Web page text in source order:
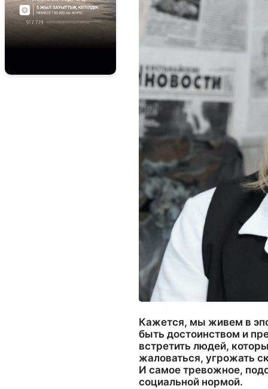
Кажется, мы живем в
быть достоинством и
встретить людей,
жаловаться, угрожать
И самое тревожное,
социальной нормой.